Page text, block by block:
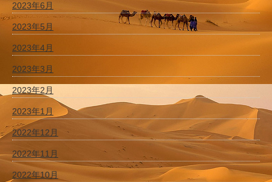
2023年6月
2023年5月
2023年4月
2023年3月
2023年2月
2023年1月
2022年12月
2022年11月
2022年10月